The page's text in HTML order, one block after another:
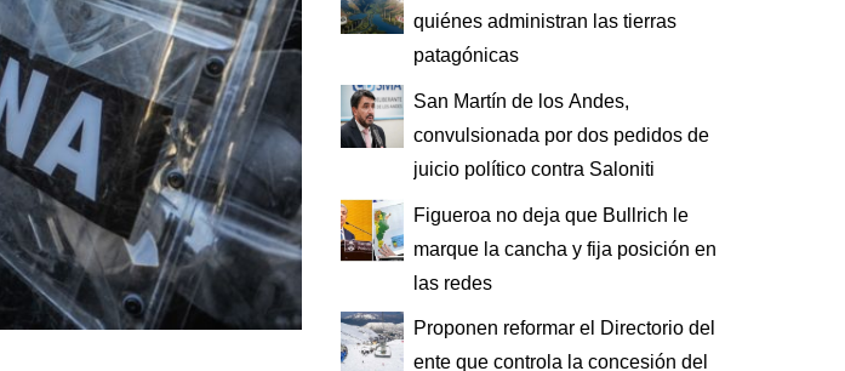
quiénes administran las tierras
patagónicas
San Martín de los Andes,
convulsionada por dos pedidos de
juicio político contra Saloniti
Figueroa no deja que Bullrich le
marque la cancha y fija posición en
las redes
Proponen reformar el Directorio del
ente que controla la concesión del